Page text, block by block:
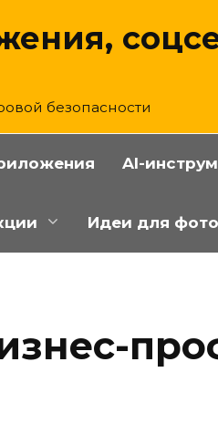
безопасности
AI-
Идеи для фото